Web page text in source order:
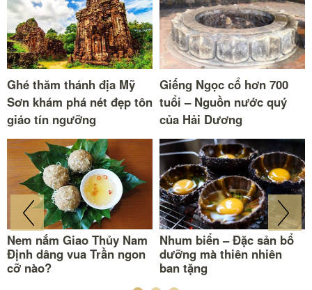
Ghé thăm thánh địa Mỹ
Sơn khám phá nét đẹp tôn
giáo tín ngưỡng
Giếng Ngọc cổ hơn 700
tuổi – Nguồn nước quý
của Hải Dương
Nem nắm Giao Thủy Nam
Định dâng vua Trần ngon
cỡ nào?
Nhum biển – Đặc sản bổ
dưỡng mà thiên nhiên
ban tặng